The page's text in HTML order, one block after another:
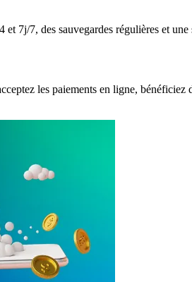
7j/7, des sauvegardes régulières et une
les paiements en ligne, bénéficiez